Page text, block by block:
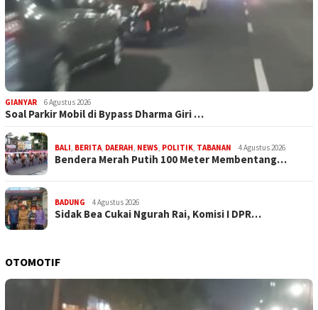
GIANYAR 6 Agustus 2026
Soal Parkir Mobil di Bypass Dharma Giri …
BALI BERITA DAERAH NEWS POLITIK TABANAN 4 Agustus 2026
Bendera Merah Putih 100 Meter Membentang…
BADUNG 4 Agustus 2026
Sidak Bea Cukai Ngurah Rai, Komisi I DPR…
OTOMOTIF